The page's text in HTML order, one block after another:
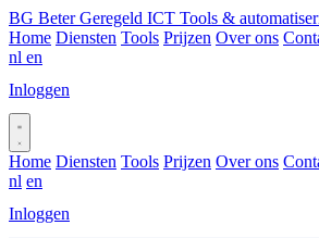
BG Beter Geregeld ICT Tools &
Home Diensten Tools Prijzen Over ons
nl en
Inloggen
Home Diensten Tools Prijzen Over ons
nl en
Inloggen